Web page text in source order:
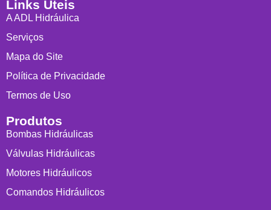
Links Úteis
A ADL Hidráulica
Serviços
Mapa do Site
Política de Privacidade
Termos de Uso
Produtos
Bombas Hidráulicas
Válvulas Hidráulicas
Motores Hidráulicos
Comandos Hidráulicos